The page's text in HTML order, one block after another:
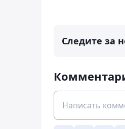
Следите за